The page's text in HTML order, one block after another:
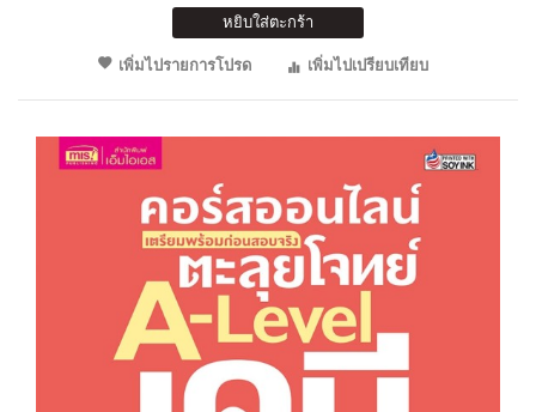
หยิบใส่ตะกร้า
เพิ่มไปรายการโปรด
เพิ่มไปเปรียบเทียบ